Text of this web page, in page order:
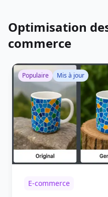
Optimisation
commerce
Populaire Mis à jour
E-commerce